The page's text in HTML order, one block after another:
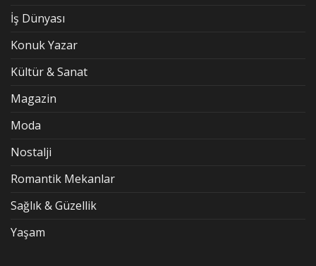
İş Dünyası
Konuk Yazar
Kültür & Sanat
Magazin
Moda
Nostalji
Romantik Mekanlar
Sağlık & Güzellik
Yaşam